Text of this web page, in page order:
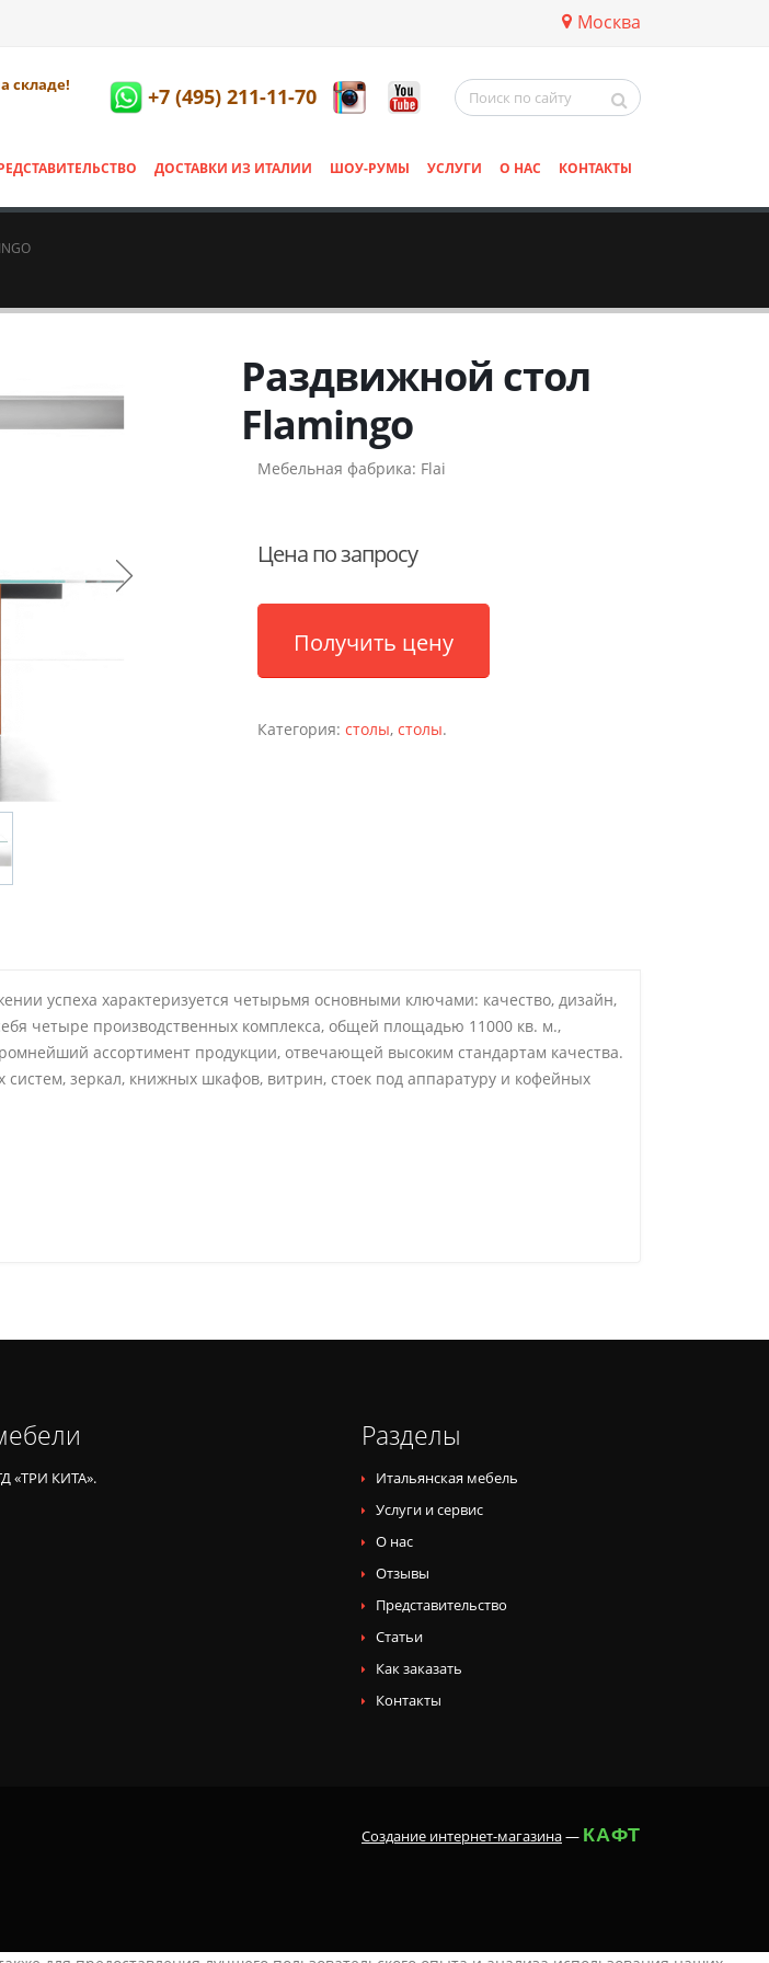
Москва
складе!
+7 (495) 211-11-70
ДОСТАВКИ ИЗ ИТАЛИИ ШОУ-РУМЫ УСЛУГИ О НАС КОНТАКТЫ
Раздвижной стол
Flamingo
Мебельная фабрика: Flai
Цена по запросу
Получить цену
Категория: столы, столы.
успеха характеризуется четырьмя основными ключами: качество, дизайн,
четыре производственных комплекса, общей площадью 11000 кв. м.,
ассортимент продукции, отвечающей высоким стандартам качества.
зеркал, книжных шкафов, витрин, стоек под аппаратуру и кофейных
«ТРИ КИТА».
Разделы
Итальянская мебель
Услуги и сервис
О нас
Отзывы
Представительство
Статьи
Как заказать
Контакты
Создание интернет-магазина— КАФТ